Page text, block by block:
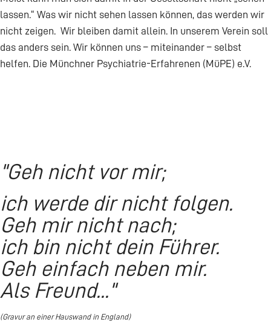
lassen.“ Was wir nicht sehen lassen können, das werden wir
nicht zeigen. Wir bleiben damit allein. In unserem Verein soll
das anders sein. Wir können uns – miteinander – selbst
helfen. Die Münchner Psychiatrie-Erfahrenen (MüPE) e.V.
"Geh nicht vor mir;
ich werde dir nicht folgen.
Geh mir nicht nach;
ich bin nicht dein Führer.
Geh einfach neben mir.
Als Freund..."
(Gravur an einer Hauswand in England)